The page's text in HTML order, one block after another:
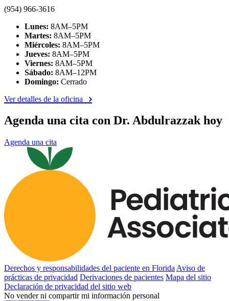
(954) 966-3616
Lunes: 8AM–5PM
Martes: 8AM–5PM
Miércoles: 8AM–5PM
Jueves: 8AM–5PM
Viernes: 8AM–5PM
Sábado: 8AM–12PM
Domingo: Cerrado
Ver detalles de la oficina
Agenda una cita con Dr. Abdulrazzak hoy
Agenda una cita
Derechos y responsabilidades del paciente en Florida Aviso de
prácticas de privacidad Derivaciones de pacientes Mapa del sitio
Declaración de privacidad del sitio web
No vender ni compartir mi información personal